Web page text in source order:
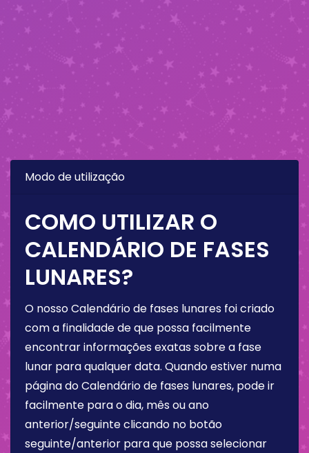
Modo de utilização
COMO UTILIZAR O
CALENDÁRIO DE FASES
LUNARES?
O nosso Calendário de fases lunares foi criado
com a finalidade de que possa facilmente
encontrar informações exatas sobre a fase
lunar para qualquer data. Quando estiver numa
página do Calendário de fases lunares, pode ir
facilmente para o dia, mês ou ano
anterior/seguinte clicando no botão
seguinte/anterior para que possa selecionar